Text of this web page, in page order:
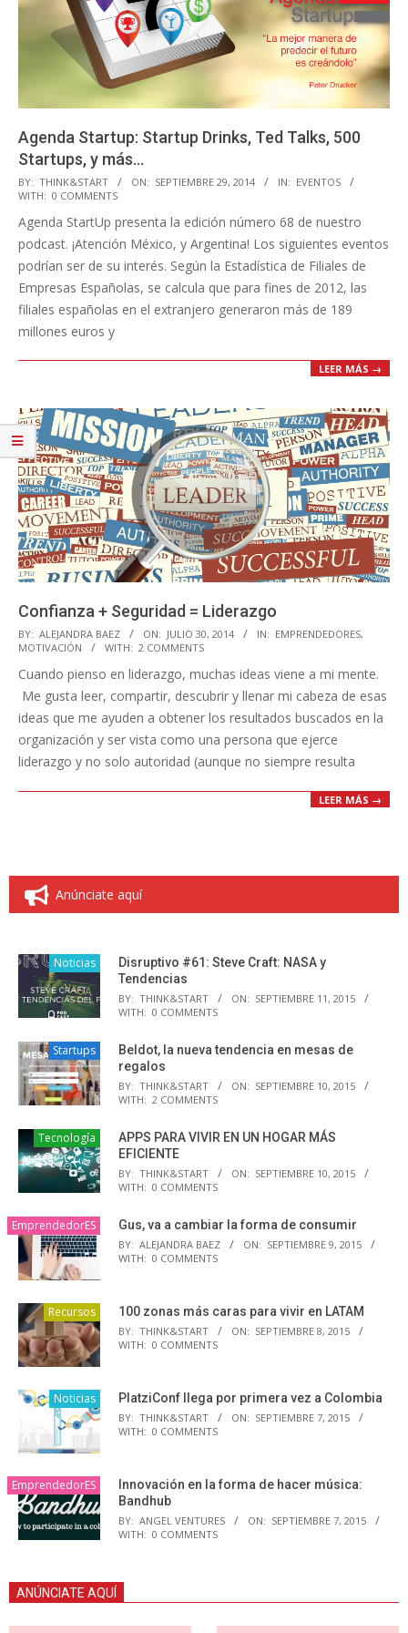
Agenda Startup: Startup Drinks, Ted Talks, 500
Startups, y más…
2014-
09-
29
BY: THINK&START ON: SEPTIEMBRE 29, 2014 IN: EVENTOS
WITH: 0 COMMENTS
Agenda StartUp presenta la edición número 68 de nuestro
podcast. ¡Atención México, y Argentina! Los siguientes eventos
podrían ser de su interés. Según la Estadística de Filiales de
Empresas Españolas, se calcula que para fines de 2012, las
filiales españolas en el extranjero generaron más de 189
millones euros y
LEER MÁS →
Confianza + Seguridad = Liderazgo
2014-
07-
30
BY: ALEJANDRA BAEZ ON: JULIO 30, 2014 IN: EMPRENDEDORES,
MOTIVACIÓN
WITH: 2 COMMENTS
Cuando pienso en liderazgo, muchas ideas viene a mi mente.
Me gusta leer, compartir, descubrir y llenar mi cabeza de esas
ideas que me ayuden a obtener los resultados buscados en la
organización y ser vista como una persona que ejerce
liderazgo y no solo autoridad (aunque no siempre resulta
LEER MÁS →
Anúnciate aquí
Noticias
Disruptivo #61: Steve Craft: NASA y
Tendencias
BY: THINK&START ON: SEPTIEMBRE 11, 2015
WITH: 0 COMMENTS
Startups
Beldot, la nueva tendencia en mesas de
regalos
BY: THINK&START ON: SEPTIEMBRE 10, 2015
WITH: 2 COMMENTS
Tecnología
APPS PARA VIVIR EN UN HOGAR MÁS
EFICIENTE
BY: THINK&START ON: SEPTIEMBRE 10, 2015
WITH: 0 COMMENTS
EmprendedorES Gus, va a cambiar la forma de consumir
BY: ALEJANDRA BAEZ ON: SEPTIEMBRE 9, 2015
WITH: 0 COMMENTS
Recursos 100 zonas más caras para vivir en LATAM
BY: THINK&START ON: SEPTIEMBRE 8, 2015
WITH: 0 COMMENTS
Noticias PlatziConf llega por primera vez a Colombia
BY: THINK&START ON: SEPTIEMBRE 7, 2015
WITH: 0 COMMENTS
EmprendedorES
Innovación en la forma de hacer música:
Bandhub
BY: ANGEL VENTURES ON: SEPTIEMBRE 7, 2015
WITH: 0 COMMENTS
ANÚNCIATE AQUÍ